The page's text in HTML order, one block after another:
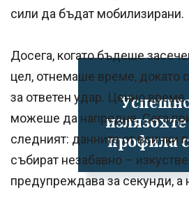
излязохте
профила
сили да бъдат мобилизирани.
Досега, когато бъдеше
цел, отнемаше време, докато
за ответен удар. Ценно време,
можеше да напредне. Сега
следният: данните от всички
събират незабавно –
предупреждава за секунди, а